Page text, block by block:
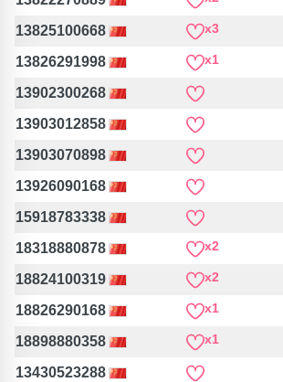
13825100668 x3
13826291998 x1
13902300268
13903012858
13903070898
13926090168
15918783338
18318880878 x2
18824100319 x2
18826290168 x1
18898880358 x1
13430523288